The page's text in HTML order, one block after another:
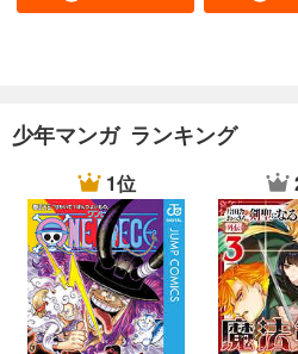
少年マンガ ランキング
1位